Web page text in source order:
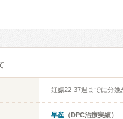
妊娠22-37週までに分娩
早産 （DPC治療実績）